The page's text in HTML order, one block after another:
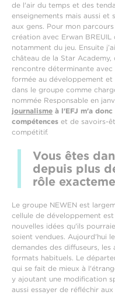
de l'air du temps et des
enseignements mais aussi
aux gens. Pour mon
création avec Erwan
notamment du jeu. Ensuite
château de la Star
rencontre déterminante avec
formée au développement
dans le groupe comme
nommée Responsable en
journalisme à l'EFJ m'a
compétences et de savoirs-
compétitif.
Vous êtes
depuis plus
rôle
Le groupe NEWEN est
cellule de développement
nouvelles idées qu'ils
soient vendues. Aujourd'hui
demandes des diffuseurs,
formats habituels. Le
qui se fait de mieux à
y ajoutant une modification
aussi essayer de réfléchir